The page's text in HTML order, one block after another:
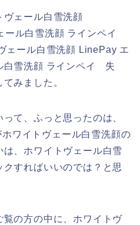
ヴェール白雪洗顔
ール白雪洗顔 ラインペイ
ェール白雪洗顔 LinePay エ
白雪洗顔 ラインペイ 失
みました。
て、ふっと思ったのは、
ワイトヴェール白雪洗顔の
、ホワイトヴェール白雪
すればいいのでは？と思
の方の中に、ホワイトヴ